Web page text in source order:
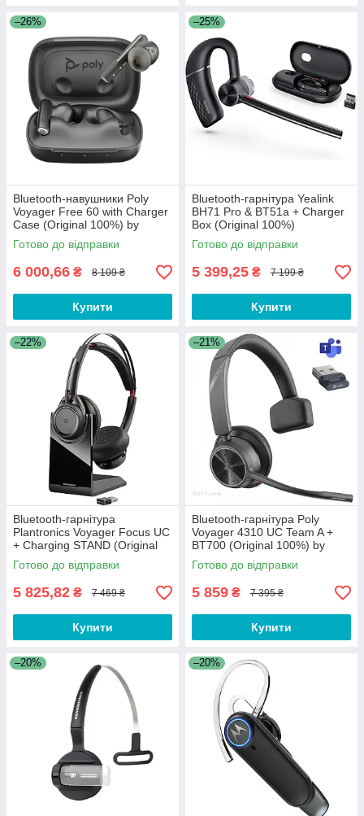
–26%
Bluetooth-навушники Poly
Voyager Free 60 with Charger
Case (Original 100%) by
Plantronics
Готово до відправки
6 000,66 ₴ 8 109 ₴
Купити
–25%
Bluetooth-гарнітура Yealink
BH71 Pro & BT51a + Charger
Box (Original 100%)
Готово до відправки
5 399,25 ₴ 7 199 ₴
Купити
–22%
Bluetooth-гарнітура
Plantronics Voyager Focus UC
+ Charging STAND (Original
100%) (B825-M WW)
Готово до відправки
5 825,82 ₴ 7 469 ₴
Купити
–21%
Bluetooth-гарнітура Poly
Voyager 4310 UC Team A +
BT700 (Original 100%) by
Plantronics
Готово до відправки
5 859 ₴ 7 395 ₴
Купити
–20% –20%